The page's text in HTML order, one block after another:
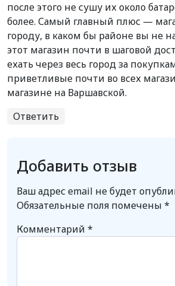
после этого не сушу их около
более. Самый главный плюс —
городу, в каком бы районе вы не
этот магазин почти в шаговой
ехать через весь город за
приветливые почти во всех
магазине на Варшавской.
Ответить
Добавить отзыв
Ваш адрес email не будет
Обязательные поля помечены *
Комментарий *